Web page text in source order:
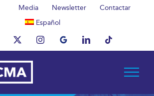
Media Newsletter
Contactar
Español
X InstagramMyBusinessLinkedInTiktok